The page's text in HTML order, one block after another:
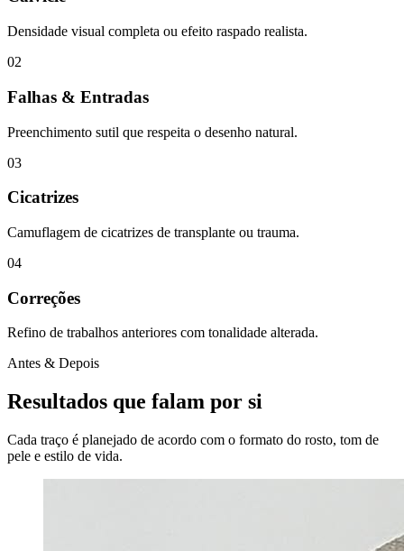
Densidade visual completa ou efeito raspado realista.
02
Falhas & Entradas
Preenchimento sutil que respeita o desenho natural.
03
Cicatrizes
Camuflagem de cicatrizes de transplante ou trauma.
04
Correções
Refino de trabalhos anteriores com tonalidade alterada.
Antes & Depois
Resultados que falam por si
Cada traço é planejado de acordo com o formato do rosto, tom de
pele e estilo de vida.